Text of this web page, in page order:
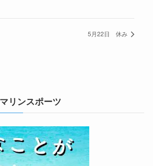
5月22日 休み
リンスポーツ